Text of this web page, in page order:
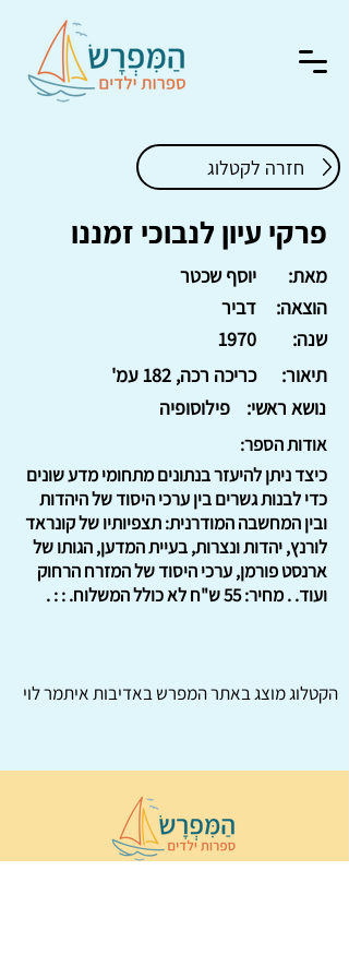
חזרה לקטלוג
פרקי עיון לנבוכי זמננו
יוסף שכטר
מאת:
דביר
הוצאה:
1970
שנה:
כריכה רכה, 182 עמ'
תיאור:
פילוסופיה
נושא ראשי:
אודות הספר:
כיצד ניתן להיעזר בנתונים מתחומי מדע שונים
כדי לבנות גשרים בין ערכי היסוד של היהדות
ובין המחשבה המודרנית: תצפיותיו של קונראד
לורנץ, יהדות ונצרות, בעיית המדען, הגותו של
ארנסט פורמן, ערכי היסוד של המזרח הרחוק
ועוד. . מחיר: 55 ש"ח לא כולל המשלוח. : : .
הקטלוג מוצג באתרהמפרשבאדיבות איתמר לוי